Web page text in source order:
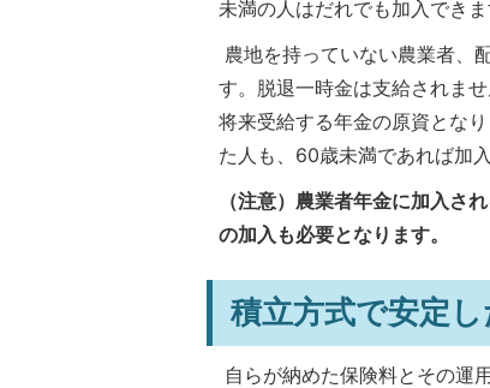
未満の人はだれでも加入できま
農地を持っていない農業者、
す。脱退一時金は支給されま
将来受給する年金の原資とな
た人も、60歳未満であれば加入
（注意）農業者年金に加入さ
の加入も必要となります。
積立方式で安定
自らが納めた保険料とその運